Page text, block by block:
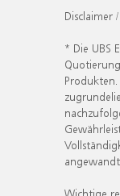
Disclaimer
* Die UBS